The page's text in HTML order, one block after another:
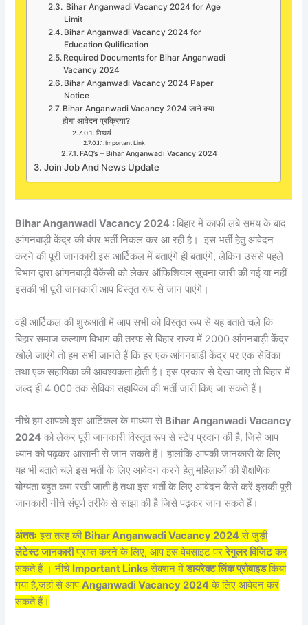
Bihar Anganwadi Vacancy 2024 for Age
Limit
Bihar Anganwadi Vacancy 2024 for
Education Qulification
Required Documents for Bihar Anganwadi
Vacancy 2024
Bihar Anganwadi Vacancy 2024 Paper
Notice
Bihar Anganwadi Vacancy 2024 जाने क्या
होगा आवेदन प्रक्रिया?
निष्कर्ष
Important Link
FAQ’s – Bihar Anganwadi Vacancy 2024
Join Job And News Update
Bihar Anganwadi Vacancy 2024 :बिहार में काफी लंबे समय के बाद
आंगनबाड़ी केंद्र की बंपर भर्ती निकल कर आ रही है। इस भर्ती हेतु आवेदन
करने की पूरी जानकारी इस आर्टिकल में बताएंगे ही बताएंगे, लेकिन उससे पहले
विभाग द्वारा आंगनबाड़ी वैकेंसी को लेकर ऑफिशियल सूचना जारी की गई या नहीं
इसकी भी पूरी जानकारी आप विस्तृत रूप से जान पाएंगे।
वही आर्टिकल की शुरुआती में आप सभी को विस्तृत रूप से यह बताते चले कि
बिहार समाज कल्याण विभाग की तरफ से बिहार राज्य में 2000 आंगनबाड़ी केंद्र
खोले जाएंगे तो हम सभी जानते हैं कि हर एक आंगनबाड़ी केंद्र पर एक सेविका
तथा एक सहायिका की आवश्यकता होती है। इस प्रकार से देखा जाए तो बिहार में
जल्द ही 4 000 तक सेविका सहायिका की भर्ती जारी किए जा सकते हैं।
नीचे हम आपको इस आर्टिकल के माध्यम से Bihar Anganwadi Vacancy
2024 को लेकर पूरी जानकारी विस्तृत रूप से स्टेप प्रदान की है, जिसे आप
ध्यान को पढ़कर आसानी से जान सकते हैं। हालांकि आपकी जानकारी के लिए
यह भी बताते चले इस भर्ती के लिए आवेदन करने हेतु महिलाओं की शैक्षणिक
योग्यता बहुत कम रखी जाती है तथा इस भर्ती के लिए आवेदन कैसे करें इसकी पूरी
जानकारी नीचे संपूर्ण तरीके से साझा की है जिसे पढ़कर जान सकते हैं।
अंततः इस तरह की Bihar Anganwadi Vacancy 2024 से जुड़ी
लेटेस्ट जानकारीप्राप्त करने के लिए, आप इस वेबसाइट पररेगुलर विजिटकर
सकते हैं । नीचे Important Links सेक्शन मेंडायरेक्ट लिंक प्रोवाइडकिया
गया है,जहां से आपAnganwadi Vacancy 2024 के लिए आवेदन कर
सकते हैं।